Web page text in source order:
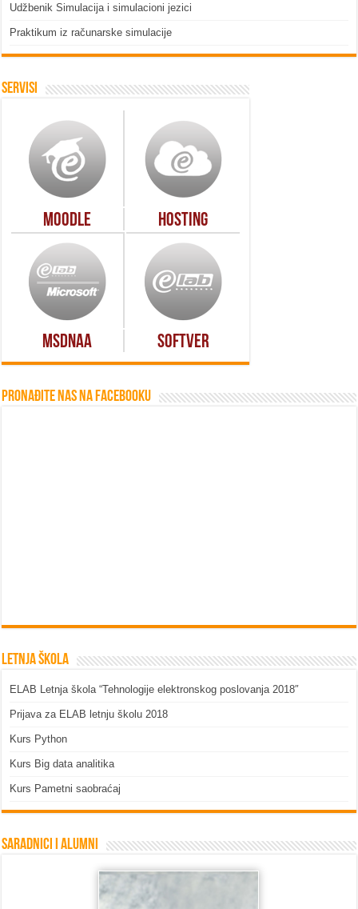
Udžbenik Simulacija i simulacioni jezici
Praktikum iz računarske simulacije
Servisi
Moodle Hosting
MSDNAA Softver
Pronađite nas na Facebooku
Letnja škola
ELAB Letnja škola “Tehnologije elektronskog poslovanja 2018″
Prijava za ELAB letnju školu 2018
Kurs Python
Kurs Big data analitika
Kurs Pametni saobraćaj
Saradnici i Alumni